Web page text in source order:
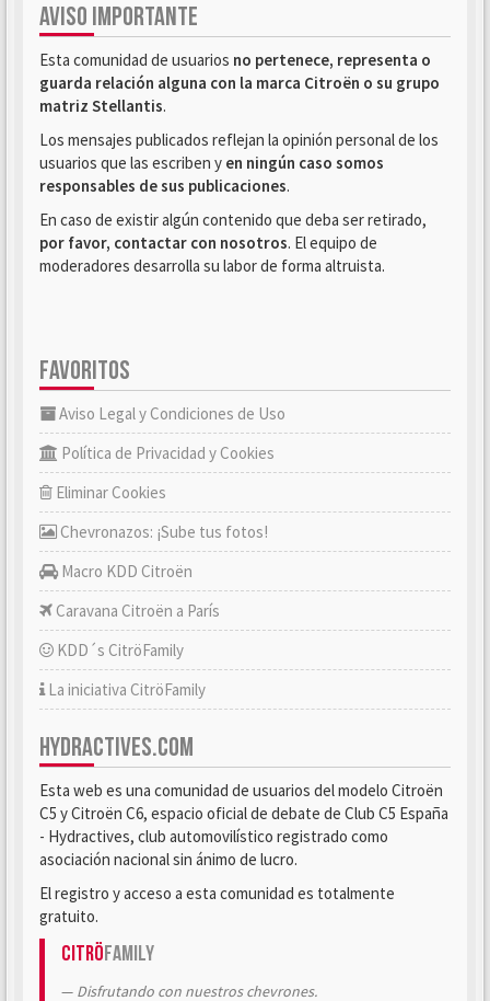
AVISO IMPORTANTE
Esta comunidad de usuarios no pertenece, representa o
guarda relación alguna con la marca Citroën o su grupo
matriz Stellantis.
Los mensajes publicados reflejan la opinión personal de los
usuarios que las escriben y en ningún caso somos
responsables de sus publicaciones.
En caso de existir algún contenido que deba ser retirado,
por favor, contactar con nosotros. El equipo de
moderadores desarrolla su labor de forma altruista.
FAVORITOS
Aviso Legal y Condiciones de Uso
Política de Privacidad y Cookies
Eliminar Cookies
Chevronazos: ¡Sube tus fotos!
Macro KDD Citroën
Caravana Citroën a París
KDD´s CitröFamily
La iniciativa CitröFamily
HYDRACTIVES.COM
Esta web es una comunidad de usuarios del modelo Citroën
C5 y Citroën C6, espacio oficial de debate de Club C5 España
- Hydractives, club automovilístico registrado como
asociación nacional sin ánimo de lucro.
El registro y acceso a esta comunidad es totalmente
gratuito.
CitröFamily
Disfrutando con nuestros chevrones.